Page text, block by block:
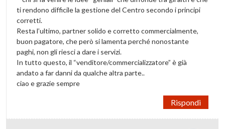
ti rendono difficile la gestione del Centro secondo i principi
corretti.
Resta l’ultimo, partner solido e corretto commercialmente,
buon pagatore, che però si lamenta perché nonostante
paghi, non gli riesci a dare i servizi.
In tutto questo, il “venditore/commercializzatore” è già
andato a far danni da qualche altra parte..
ciao e grazie sempre
Rispondi